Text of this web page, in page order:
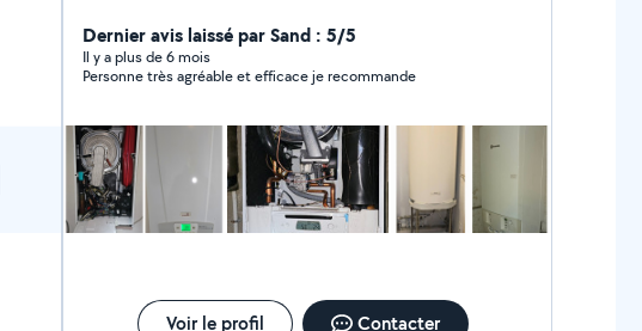
sanitaire, *fourniture et pose ballon d'eau chaude
*Montage de meubles, Agencement cuisine, salle de
bain *Recherche de fuite de Gaz,recherche de fuite
Canalisation *Diagnostic électronique par valise pour
véhicule vl *Pour une Urgence un rendez-vous =
contactez-nous directement par téléphone si ça
répond pas laisser un message au
06et20et90et10et25 et on vous rappel merci
Dernier avis laissé par Sand : 5/5
Il y a plus de 6 mois
Personne très agréable et efficace je recommande
Voir le profil Contacter